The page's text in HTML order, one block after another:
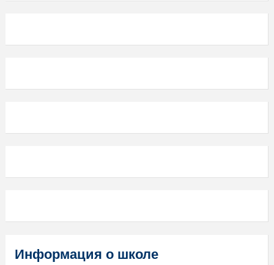
Информация о школе